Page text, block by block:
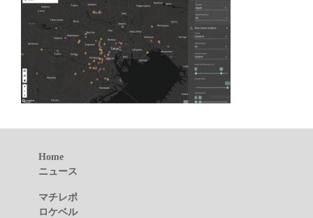
Home
ニュース
マチレポ
ロケベル